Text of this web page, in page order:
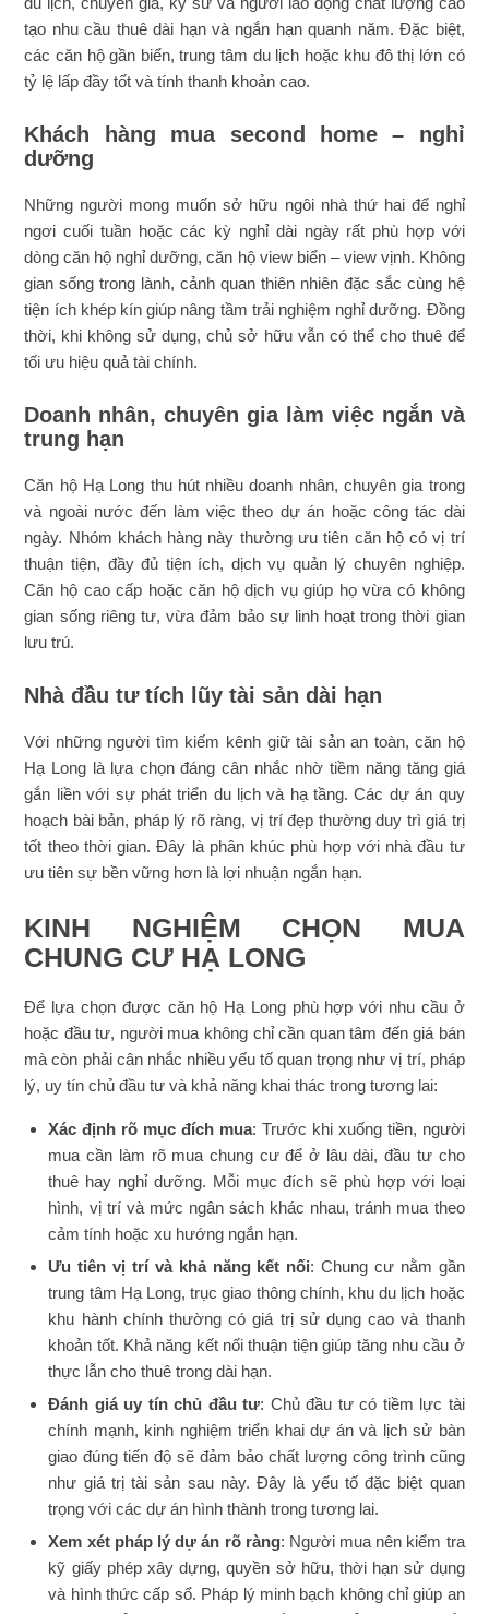
tạo nhu cầu thuê dài hạn và ngắn hạn quanh năm. Đặc biệt,
các căn hộ gần biển, trung tâm du lịch hoặc khu đô thị lớn có
tỷ lệ lấp đầy tốt và tính thanh khoản cao.
Khách hàng mua second home – nghỉ
dưỡng
Những người mong muốn sở hữu ngôi nhà thứ hai để nghỉ
ngơi cuối tuần hoặc các kỳ nghỉ dài ngày rất phù hợp với
dòng căn hộ nghỉ dưỡng, căn hộ view biển – view vịnh. Không
gian sống trong lành, cảnh quan thiên nhiên đặc sắc cùng hệ
tiện ích khép kín giúp nâng tầm trải nghiệm nghỉ dưỡng. Đồng
thời, khi không sử dụng, chủ sở hữu vẫn có thể cho thuê để
tối ưu hiệu quả tài chính.
Doanh nhân, chuyên gia làm việc ngắn và
trung hạn
Căn hộ Hạ Long thu hút nhiều doanh nhân, chuyên gia trong
và ngoài nước đến làm việc theo dự án hoặc công tác dài
ngày. Nhóm khách hàng này thường ưu tiên căn hộ có vị trí
thuận tiện, đầy đủ tiện ích, dịch vụ quản lý chuyên nghiệp.
Căn hộ cao cấp hoặc căn hộ dịch vụ giúp họ vừa có không
gian sống riêng tư, vừa đảm bảo sự linh hoạt trong thời gian
lưu trú.
Nhà đầu tư tích lũy tài sản dài hạn
Với những người tìm kiếm kênh giữ tài sản an toàn, căn hộ
Hạ Long là lựa chọn đáng cân nhắc nhờ tiềm năng tăng giá
gắn liền với sự phát triển du lịch và hạ tầng. Các dự án quy
hoạch bài bản, pháp lý rõ ràng, vị trí đẹp thường duy trì giá trị
tốt theo thời gian. Đây là phân khúc phù hợp với nhà đầu tư
ưu tiên sự bền vững hơn là lợi nhuận ngắn hạn.
KINH NGHIỆM CHỌN MUA
CHUNG CƯ HẠ LONG
Để lựa chọn được căn hộ Hạ Long phù hợp với nhu cầu ở
hoặc đầu tư, người mua không chỉ cần quan tâm đến giá bán
mà còn phải cân nhắc nhiều yếu tố quan trọng như vị trí, pháp
lý, uy tín chủ đầu tư và khả năng khai thác trong tương lai:
Xác định rõ mục đích mua: Trước khi xuống tiền, người
mua cần làm rõ mua chung cư để ở lâu dài, đầu tư cho
thuê hay nghỉ dưỡng. Mỗi mục đích sẽ phù hợp với loại
hình, vị trí và mức ngân sách khác nhau, tránh mua theo
cảm tính hoặc xu hướng ngắn hạn.
Ưu tiên vị trí và khả năng kết nối: Chung cư nằm gần
trung tâm Hạ Long, trục giao thông chính, khu du lịch hoặc
khu hành chính thường có giá trị sử dụng cao và thanh
khoản tốt. Khả năng kết nối thuận tiện giúp tăng nhu cầu ở
thực lẫn cho thuê trong dài hạn.
Đánh giá uy tín chủ đầu tư: Chủ đầu tư có tiềm lực tài
chính mạnh, kinh nghiệm triển khai dự án và lịch sử bàn
giao đúng tiến độ sẽ đảm bảo chất lượng công trình cũng
như giá trị tài sản sau này. Đây là yếu tố đặc biệt quan
trọng với các dự án hình thành trong tương lai.
Xem xét pháp lý dự án rõ ràng: Người mua nên kiểm tra
kỹ giấy phép xây dựng, quyền sở hữu, thời hạn sử dụng
và hình thức cấp sổ. Pháp lý minh bạch không chỉ giúp an